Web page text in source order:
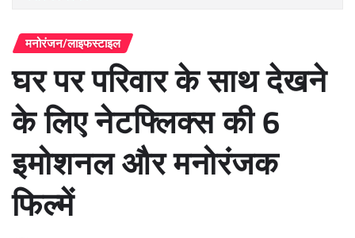
मनोरंजन/लाइफस्टाइल
घर पर परिवार के साथ देखने
के लिए नेटफ्लिक्स की 6
इमोशनल और मनोरंजक
फिल्में